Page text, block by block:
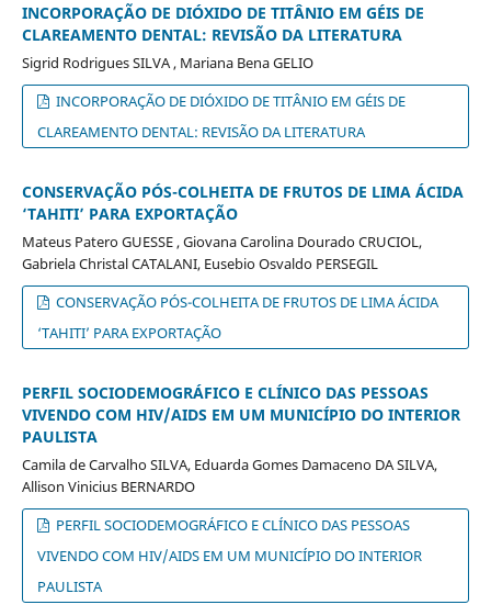
INCORPORAÇÃO DE DIÓXIDO DE TITÂNIO EM GÉIS DE
CLAREAMENTO DENTAL: REVISÃO DA LITERATURA
Sigrid Rodrigues SILVA , Mariana Bena GELIO
INCORPORAÇÃO DE DIÓXIDO DE TITÂNIO EM GÉIS DE
CLAREAMENTO DENTAL: REVISÃO DA LITERATURA
CONSERVAÇÃO PÓS-COLHEITA DE FRUTOS DE LIMA ÁCIDA
‘TAHITI’ PARA EXPORTAÇÃO
Mateus Patero GUESSE , Giovana Carolina Dourado CRUCIOL,
Gabriela Christal CATALANI, Eusebio Osvaldo PERSEGIL
CONSERVAÇÃO PÓS-COLHEITA DE FRUTOS DE LIMA ÁCIDA
‘TAHITI’ PARA EXPORTAÇÃO
PERFIL SOCIODEMOGRÁFICO E CLÍNICO DAS PESSOAS
VIVENDO COM HIV/AIDS EM UM MUNICÍPIO DO INTERIOR
PAULISTA
Camila de Carvalho SILVA, Eduarda Gomes Damaceno DA SILVA,
Allison Vinicius BERNARDO
PERFIL SOCIODEMOGRÁFICO E CLÍNICO DAS PESSOAS
VIVENDO COM HIV/AIDS EM UM MUNICÍPIO DO INTERIOR
PAULISTA